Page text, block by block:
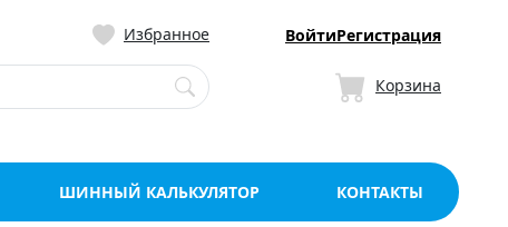
со склада в
Избранное ВойтиРегистрация
Корзина
ШИННЫЙ КАЛЬКУЛЯТОР КОНТАКТЫ